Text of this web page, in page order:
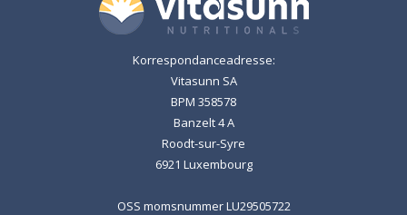
Korrespondanceadresse:
Vitasunn SA
BPM 358578
Banzelt 4 A
Roodt-sur-Syre
6921 Luxembourg
OSS momsnummer LU29505722